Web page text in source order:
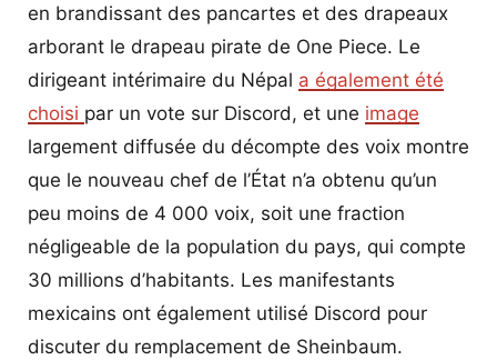
en brandissant des pancartes et des drapeaux
arborant le drapeau pirate de One Piece. Le
dirigeant intérimaire du Népal a également été
choisi par un vote sur Discord, et une image
largement diffusée du décompte des voix montre
que le nouveau chef de l’État n’a obtenu qu’un
peu moins de 4 000 voix, soit une fraction
négligeable de la population du pays, qui compte
30 millions d’habitants. Les manifestants
mexicains ont également utilisé Discord pour
discuter du remplacement de Sheinbaum.